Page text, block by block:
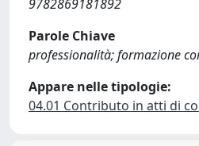
9782869181892
Parole Chiave
professionalità; formazione
Appare nelle tipologie:
04.01 Contributo in atti di